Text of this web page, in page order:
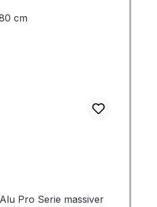
Pro Serie massiver